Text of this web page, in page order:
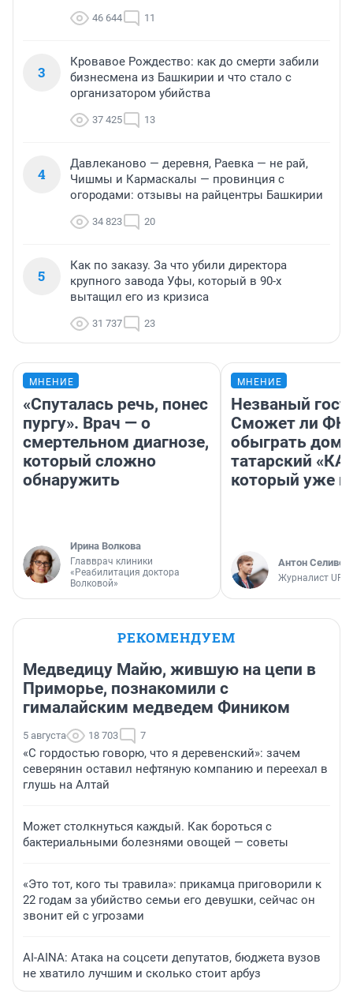
46 644 11
3
Кровавое Рождество: как до смерти забили
бизнесмена из Башкирии и что стало с
организатором убийства
37 425 13
4
Давлеканово — деревня, Раевка — не рай,
Чишмы и Кармаскалы — провинция с
огородами: отзывы на райцентры Башкирии
34 823 20
5
Как по заказу. За что убили директора
крупного завода Уфы, который в 90-х
вытащил его из кризиса
31 737 23
МНЕНИЕ
«Спуталась речь, понес
пургу». Врач — о
смертельном диагнозе,
который сложно
обнаружить
Ирина Волкова
Главврач клиники
«Реабилитация доктора
Волковой»
МНЕНИЕ
Незваный
Сможет ли ФК
обыграть дома
татарский
который уже
Антон
Журналист
РЕКОМЕНДУЕМ
Медведицу Майю, жившую на цепи в
Приморье, познакомили с
гималайским медведем Фиником
5 августа 18 703 7
«С гордостью говорю, что я деревенский»: зачем
северянин оставил нефтяную компанию и переехал в
глушь на Алтай
Может столкнуться каждый. Как бороться с
бактериальными болезнями овощей — советы
«Это тот, кого ты травила»: прикамца приговорили к
22 годам за убийство семьи его девушки, сейчас он
звонит ей с угрозами
AI-AINA: Атака на соцсети депутатов, бюджета вузов
не хватило лучшим и сколько стоит арбуз